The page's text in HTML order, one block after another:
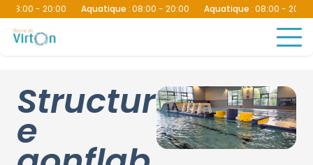
- 20:00 Aquatique:08:00 - 20:00 Aquatique:08:00 - 20:00
Structur
e